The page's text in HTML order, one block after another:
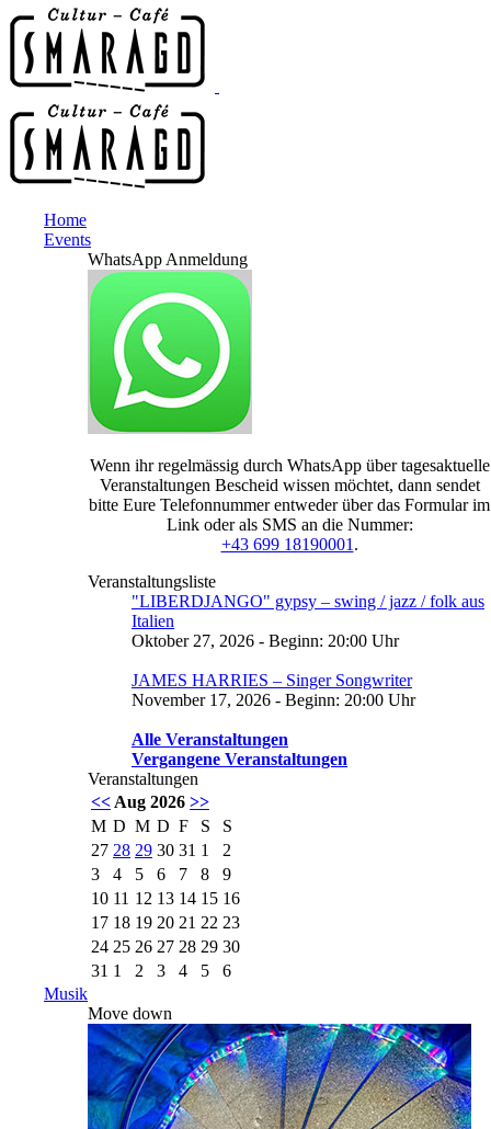
Home
Events
WhatsApp Anmeldung
Wenn ihr regelmässig durch WhatsApp über tagesaktuelle
Veranstaltungen Bescheid wissen möchtet, dann sendet
bitte Eure Telefonnummer entweder über das Formular im
Link oder als SMS an die Nummer:
+43 699 18190001 .
Veranstaltungsliste
"LIBERDJANGO" gypsy – swing / jazz / folk aus
Italien
Oktober 27, 2026 - Beginn: 20:00 Uhr
JAMES HARRIES – Singer Songwriter
November 17, 2026 - Beginn: 20:00 Uhr
Alle Veranstaltungen
Vergangene Veranstaltungen
Veranstaltungen
<< Aug 2026 >>
M D M D F S
S
27 28 29 30 31 1
2
3
4 5 6 7 8
9
10 11 12 13 14 15 16
17 18 19 20 21 22 23
24 25 26 27 28 29 30
31 1 2 3 4 5
6
Musik
Move down